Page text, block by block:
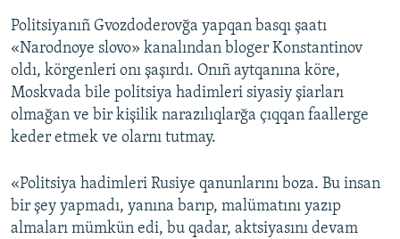
Politsiyanıñ Gvozdoderovğa yapqan basqı şaatı
«Narodnoye slovo» kanalından bloger Konstantinov
oldı, körgenleri onı şaşırdı. Onıñ aytqanına köre,
Moskvada bile politsiya hadimleri siyasiy şiarları
olmağan ve bir kişilik narazılıqlarğa çıqqan faallerge
keder etmek ve olarnı tutmay.
«Politsiya hadimleri Rusiye qanunlarını boza. Bu insan
bir şey yapmadı, yanına barıp, malümatını yazıp
almaları mümkün edi, bu qadar, aktsiyasını devam